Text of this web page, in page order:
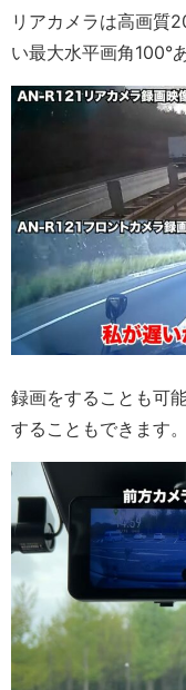
リアカメラは高画質
い最大水平画角100°
録画をすることも可
することもできます。